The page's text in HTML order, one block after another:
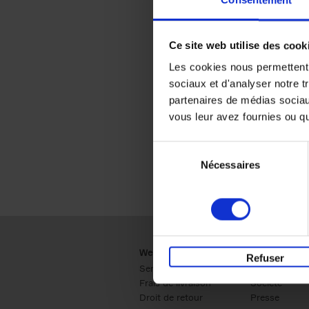
Ce site web utilise des
Les cookies nous
sociaux et d'analyser notre
partenaires de médias
vous leur avez fournies ou
Nécessaires
Refuser
Webshop
Service clients
Frais de livraison
Droit de retour
Business
Ventes
Société
Presse